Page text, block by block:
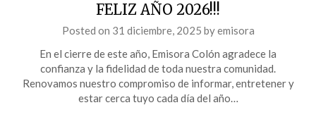
FELIZ AÑO 2026!!!
Posted on 31 diciembre, 2025 byemisora
En el cierre de este año, Emisora Colón agradece la
confianza y la fidelidad de toda nuestra comunidad.
Renovamos nuestro compromiso de informar, entretener y
estar cerca tuyo cada día del año…